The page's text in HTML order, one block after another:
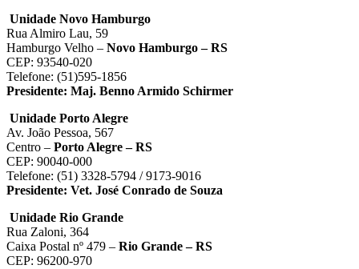
Unidade Novo Hamburgo
Rua Almiro Lau, 59
Hamburgo Velho – Novo Hamburgo – RS
CEP: 93540-020
Telefone: (51)595-1856
Presidente: Maj. Benno Armido Schirmer
Unidade Porto Alegre
Av. João Pessoa, 567
Centro – Porto Alegre – RS
CEP: 90040-000
Telefone: (51) 3328-5794 / 9173-9016
Presidente: Vet. José Conrado de Souza
Unidade Rio Grande
Rua Zaloni, 364
Caixa Postal nº 479 – Rio Grande – RS
CEP: 96200-970